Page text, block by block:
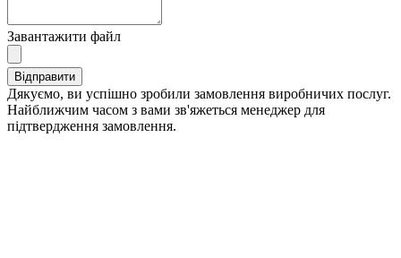
Завантажити файл
Дякуємо, ви успішно зробили замовлення виробничих послуг.
Найближчим часом з вами зв'яжеться менеджер для
підтвердження замовлення.